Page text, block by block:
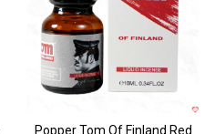
Popper Tom Of Finland Red